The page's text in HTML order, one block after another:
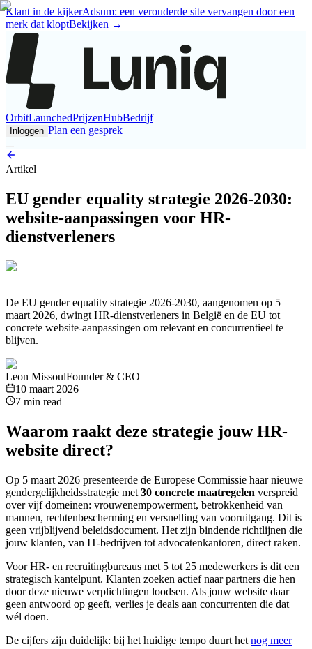
Klant in de kijkerAdsum: een verouderde site vervangen door een
merk dat kloptBekijken →
OrbitLaunchedPrijzenHubBedrijf
Inloggen Plan een gesprek
Artikel
EU gender equality strategie 2026-2030:
website-aanpassingen voor HR-
dienstverleners
De EU gender equality strategie 2026-2030, aangenomen op 5
maart 2026, dwingt HR-dienstverleners in België en de EU tot
concrete website-aanpassingen om relevant en concurrentieel te
blijven.
Leon MissoulFounder & CEO
10 maart 2026
7 min read
Waarom raakt deze strategie jouw HR-
website direct?
Op 5 maart 2026 presenteerde de Europese Commissie haar nieuwe
gendergelijkheidsstrategie met 30 concrete maatregelen verspreid
over vijf domeinen: vrouwenempowerment, betrokkenheid van
mannen, rechtenbescherming en versnelling van vooruitgang. Dit is
geen vrijblijvend beleidsdocument. Het zijn bindende richtlijnen die
jouw klanten, van IT-bedrijven tot advocatenkantoren, direct raken.
Voor HR- en recruitingbureaus met 5 tot 25 medewerkers is dit een
strategisch kantelpunt. Klanten zoeken actief naar partners die hen
door deze nieuwe verplichtingen loodsen. Als jouw website daar
geen antwoord op geeft, verlies je deals aan concurrenten die dat
wél doen.
De cijfers zijn duidelijk: bij het huidige tempo duurt het nog meer